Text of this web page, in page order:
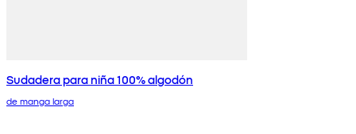
Sudadera para niña 100% algodón
de manga larga